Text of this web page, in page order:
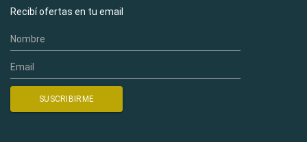
Recibí ofertas en tu email